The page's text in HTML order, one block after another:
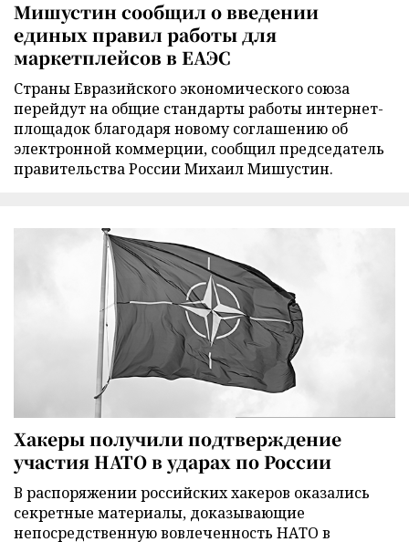
Мишустин сообщил о введении
единых правил работы для
маркетплейсов в ЕАЭС
Страны Евразийского экономического союза
перейдут на общие стандарты работы интернет-
площадок благодаря новому соглашению об
электронной коммерции, сообщил председатель
правительства России Михаил Мишустин.
Хакеры получили подтверждение
участия НАТО в ударах по России
В распоряжении российских хакеров оказались
секретные материалы, доказывающие
непосредственную вовлеченность НАТО в